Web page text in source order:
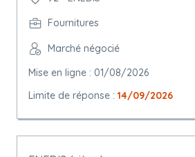
Fournitures
Marché négocié
Mise en ligne : 01/08/2026
Limite de réponse : 14/09/2026